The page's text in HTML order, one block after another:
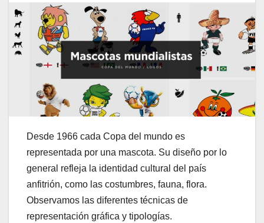
Desde 1966 cada Copa del mundo es
representada por una mascota. Su diseño por lo
general refleja la identidad cultural del país
anfitrión, como las costumbres, fauna, flora.
Observamos las diferentes técnicas de
representación gráfica y tipologías.